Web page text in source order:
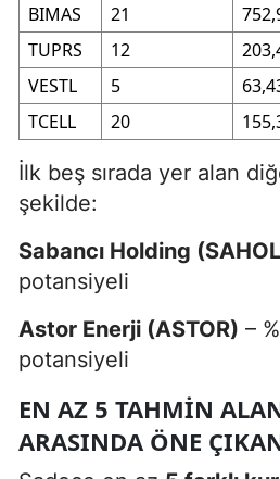
BIMAS
21
TUPRS
12
VESTL
5
TCELL
20
İlk beş sırada yer alan
şekilde:
Sabancı Holding
potansiyeli
Astor Enerji (ASTOR) –
potansiyeli
EN AZ 5 TAHMIN
ARASINDA ÖNE